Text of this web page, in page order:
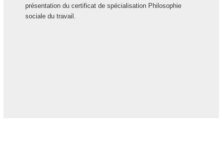
présentation du certificat de spécialisation Philosophie
sociale du travail.